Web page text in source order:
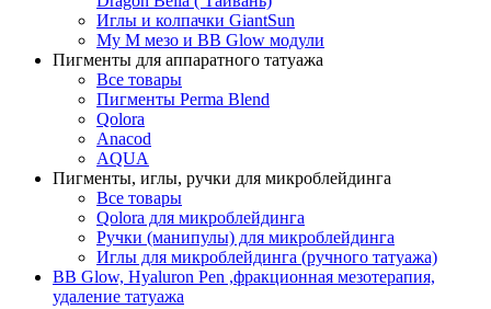
Иглы и колпачки GiantSun
My M мезо и BB Glow модули
Пигменты для аппаратного татуажа
Все товары
Пигменты Perma Blend
Qolora
Anacod
AQUA
Пигменты, иглы, ручки для микроблейдинга
Все товары
Qolora для микроблейдинга
Ручки (манипулы) для микроблейдинга
Иглы для микроблейдинга (ручного татуажа)
BB Glow, Hyaluron Pen ,фракционная мезотерапия,
удаление татуажа